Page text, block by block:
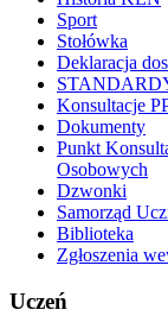
Sport
Stołówka
Deklaracja
Konsultacje
Dokumenty
Punkt
Osobowych
Dzwonki
Samorząd
Biblioteka
Zgłoszenia
Uczeń